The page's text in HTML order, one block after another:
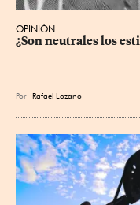
OPINIÓN
¿Son neutrales los
Por Rafael Lozano